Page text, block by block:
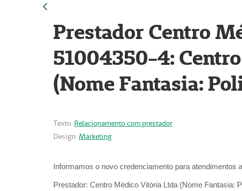
Prestador Centro
51004350-4:
(Nome Fantasia:
Texto: Relacionamento com prestador
Design: Marketing
Informamos o novo credenciamento para atendimentos
Prestador: Centro Médico Vitória Ltda (Nome Fantasia: